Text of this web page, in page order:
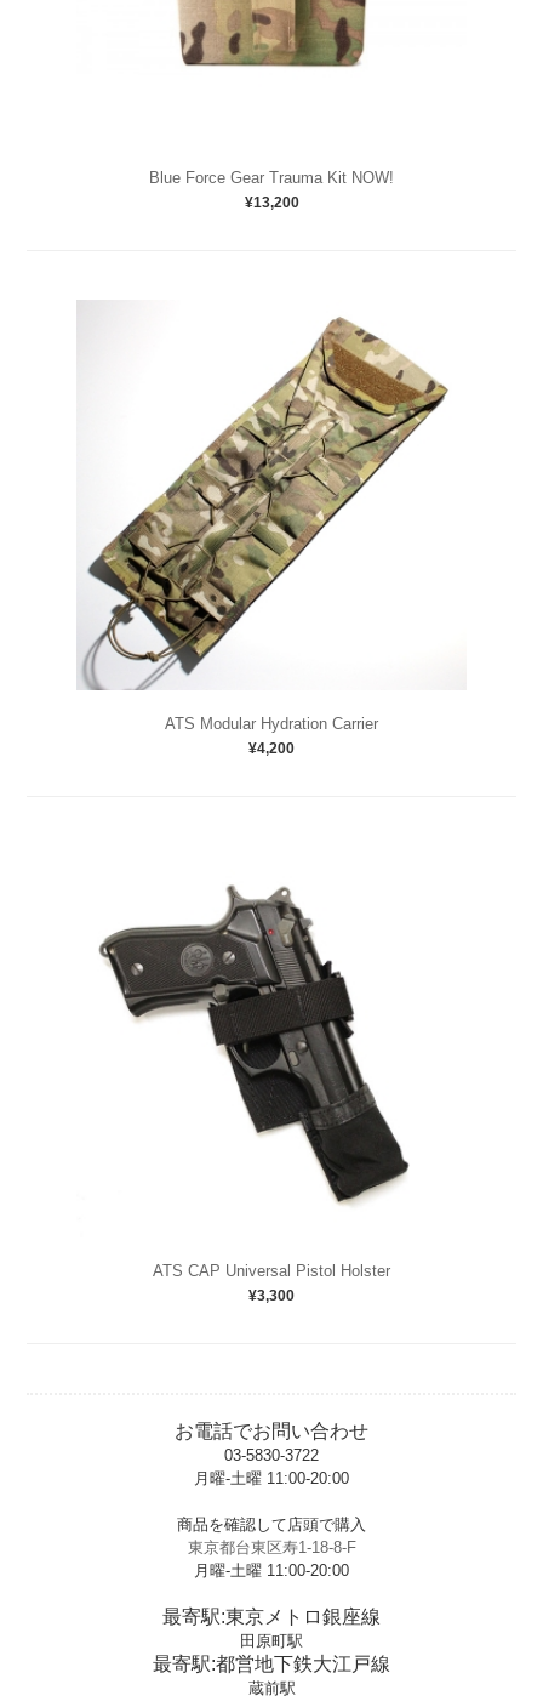
Blue Force Gear Trauma Kit NOW!
¥13,200
ATS Modular Hydration Carrier
¥4,200
ATS CAP Universal Pistol Holster
¥3,300
お電話でお問い合わせ
03-5830-3722
月曜-土曜 11:00-20:00
商品を確認して店頭で購入
東京都台東区寿1-18-8-F
月曜-土曜 11:00-20:00
最寄駅:東京メトロ銀座線
田原町駅
最寄駅:都営地下鉄大江戸線
蔵前駅